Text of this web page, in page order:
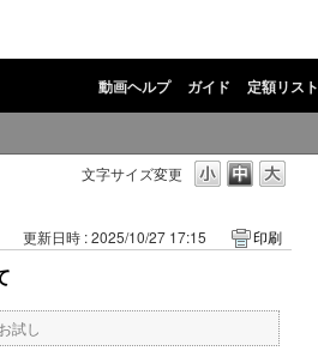
動画ヘルプ ガイド 定額リスト
文字サイズ変更
更新日時 : 2025/10/27 17:15 印刷
試し